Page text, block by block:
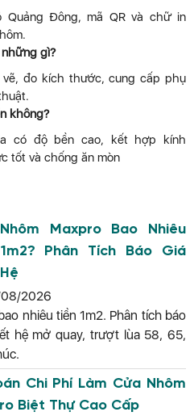
Quảng Đông, mã QR và chữ in
gì?
vẽ, đo kích thước, cung cấp phụ
không?
có độ bền cao, kết hợp kính
tốt và chống ăn mòn
Maxpro Bao Nhiêu
Phân Tích Báo Giá
2026
nhiêu tiền 1m2. Phân tích báo
hệ mở quay, trượt lùa 58, 65,
Chi Phí Làm Cửa Nhôm
Biệt Thự Cao Cấp